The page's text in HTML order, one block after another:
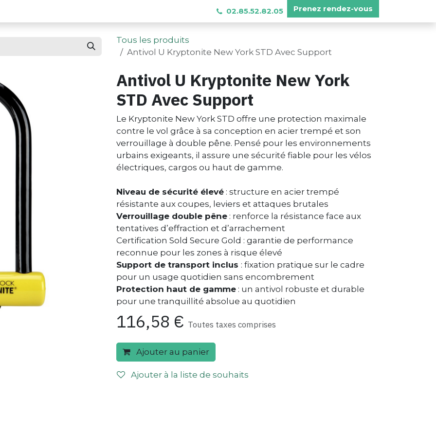
02.85.52.82.05 Prenez​ rendez-vous
Tous les produits
Antivol U Kryptonite New York STD Avec Support
Antivol U Kryptonite New York
STD Avec Support
Le Kryptonite New York STD offre une protection maximale
contre le vol grâce à sa conception en acier trempé et son
verrouillage à double pêne. Pensé pour les environnements
urbains exigeants, il assure une sécurité fiable pour les vélos
électriques, cargos ou haut de gamme.
Niveau de sécurité élevé : structure en acier trempé
résistante aux coupes, leviers et attaques brutales
Verrouillage double pêne : renforce la résistance face aux
tentatives d’effraction et d’arrachement
Certification Sold Secure Gold : garantie de performance
reconnue pour les zones à risque élevé
Support de transport inclus : fixation pratique sur le cadre
pour un usage quotidien sans encombrement
Protection haut de gamme : un antivol robuste et durable
pour une tranquillité absolue au quotidien
116,58 € Toutes taxes comprises
Ajouter au panier
Ajouter à la liste de souhaits